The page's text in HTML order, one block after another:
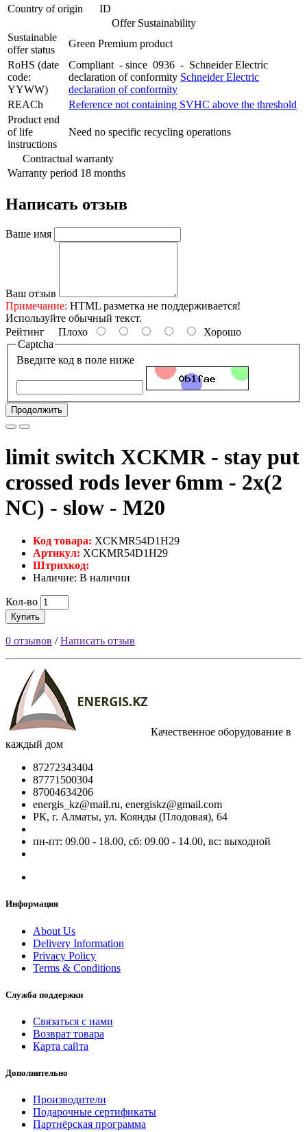
Country of origin
ID
Offer Sustainability
Sustainable
offer status
Green Premium product
RoHS (date
code:
YYWW)
Compliant - since 0936 - Schneider Electric
declaration of conformity Schneider Electric
declaration of conformity
REACh
Reference not containing SVHC above the threshold
Product end
of life
instructions
Need no specific recycling operations
Contractual warranty
Warranty period 18 months
Написать отзыв
Ваше имя
Ваш отзыв
Примечание: HTML разметка не поддерживается!
Используйте обычный текст.
Рейтинг Плохо
Хорошо
Captcha
Введите код в поле ниже
Продолжить
limit switch XCKMR - stay put
crossed rods lever 6mm - 2x(2
NC) - slow - M20
Код товара: XCKMR54D1H29
Артикул: XCKMR54D1H29
Штрихкод:
Наличие: В наличии
Кол-во
Купить
0 отзывов /Написать отзыв
Качественное оборудование в
каждый дом
87272343404
87771500304
87004634206
energis_kz@mail.ru, energiskz@gmail.com
РК, г. Алматы, ул. Коянды (Плодовая), 64
пн-пт: 09.00 - 18.00, сб: 09.00 - 14.00, вс: выходной
Информация
About Us
Delivery Information
Privacy Policy
Terms & Conditions
Служба поддержки
Связаться с нами
Возврат товара
Карта сайта
Дополнительно
Производители
Подарочные сертификаты
Партнёрская программа